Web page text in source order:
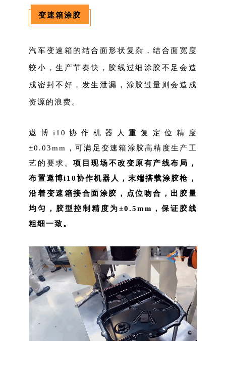
变速箱涂胶
汽车变速箱的结合面形状复杂，结合面宽度
较小，生产节奏快，胶线过细涂胶不足会造
成密封不好，发生泄漏，涂胶过量则会造成
资源的浪费。
遨博i10协作机器人重复定位精度
±0.03mm，可满足变速箱涂胶高精度生产工
艺的要求。项目现场不改变原有产线布局，
布置遨博i10协作机器人，末端搭载涂胶枪，
沿着变速箱接合面涂胶，点位吻合，出胶量
均匀，胶型控制精度为±0.5mm，保证胶线
粗细一致。